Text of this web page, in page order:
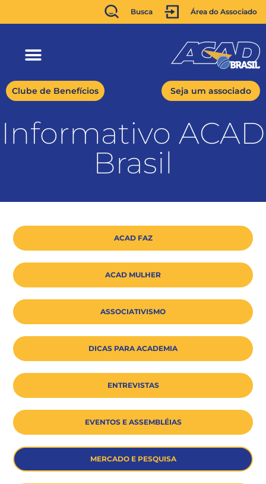
Busca Área do Associado
Clube de Benefícios Seja um associado
Informativo ACAD
Brasil
ACAD FAZ
ACAD MULHER
ASSOCIATIVISMO
DICAS PARA ACADEMIA
ENTREVISTAS
EVENTOS E ASSEMBLÉIAS
MERCADO E PESQUISA